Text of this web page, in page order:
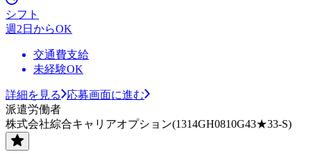
シフト
週2日からOK
交通費支給
未経験OK
詳細を見る
応募画面に進む
派遣労働者
株式会社綜合キャリアオプション(1314GH0810G43★33-S)